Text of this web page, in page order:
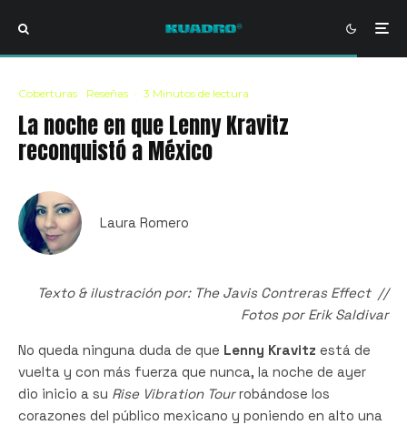
Coberturas Reseñas · 3 Minutos de lectura
La noche en que Lenny Kravitz
reconquistó a México
Laura Romero
Texto & ilustración por: The Javis Contreras Effect //
Fotos por Erik Saldivar
No queda ninguna duda de que Lenny Kravitz está de
vuelta y con más fuerza que nunca, la noche de ayer
dio inicio a su Rise Vibration Tourrobándose los
corazones del público mexicano y poniendo en alto una